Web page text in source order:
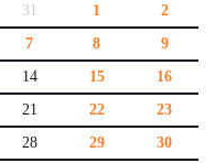
31 1
2
7 8
9
14 15
16
21 22
23
28 29
30